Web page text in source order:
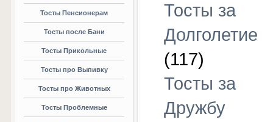
Тосты Пенсионерам
Тосты после Бани
Тосты Прикольные
Тосты про Выпивку
Тосты про Животных
Тосты Проблемные
Тосты за
Долголетие
(117)
Тосты за
Дружбу